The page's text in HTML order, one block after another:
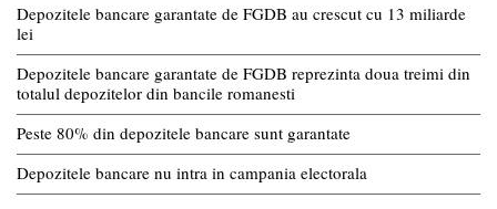
Depozitele bancare garantate de FGDB au crescut cu 13 miliarde
lei
Depozitele bancare garantate de FGDB reprezinta doua treimi din
totalul depozitelor din bancile romanesti
Peste 80% din depozitele bancare sunt garantate
Depozitele bancare nu intra in campania electorala